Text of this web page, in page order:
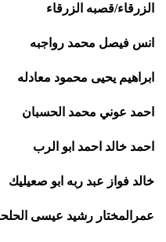
الزرقاء/قصبه الزرقاء
انس فيصل محمد رواجبه
ابراهيم يحيى محمود معادله
احمد عوني محمد الحسبان
احمد خالد احمد ابو الرب
خالد فواز عبد ربه ابو صعيليك
عمرالمختار رشيد عيسى